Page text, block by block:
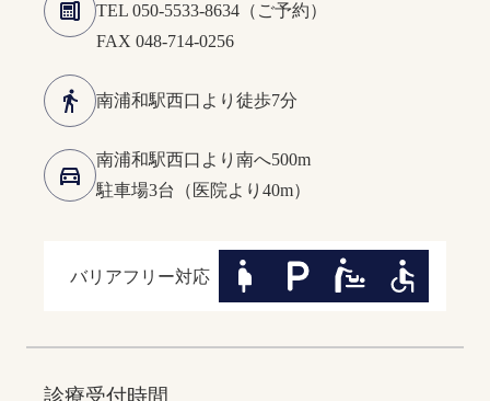
TEL 050-5533-8634（ご予約）
FAX 048-714-0256
南浦和駅西口より徒歩7分
南浦和駅西口より南へ500m
駐車場3台（医院より40m）
バリアフリー対応
ラ
ン
診
療
求